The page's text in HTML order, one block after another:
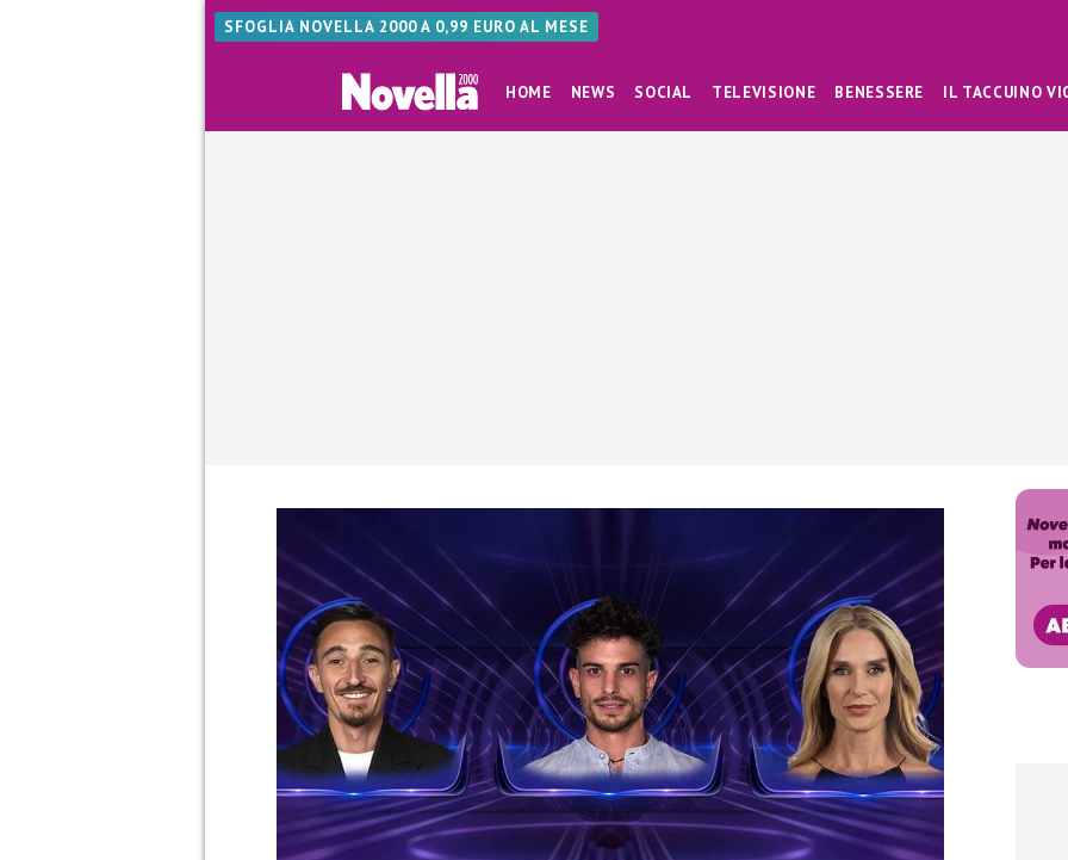
SFOGLIA NOVELLA 2000 A 0,99 EURO AL MESE
HOME NEWS SOCIAL TELEVISIONE BENESSERE IL TACCUINO